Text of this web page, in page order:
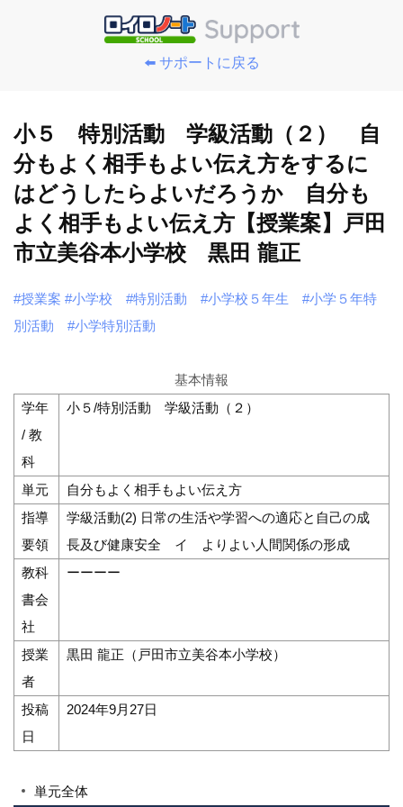
⬅️ サポートに戻る
小５ 特別活動 学級活動（２） 自
分もよく相手もよい伝え方をするに
はどうしたらよいだろうか 自分も
よく相手もよい伝え方【授業案】戸田
市立美谷本小学校 黒田 龍正
#授業案 #小学校 #特別活動 #小学校５年生
#小学５年特
別活動
#小学特別活動
基本情報
学年
/ 教
科
小５/特別活動 学級活動（２）
単元
自分もよく相手もよい伝え方
指導
要領
学級活動(2) 日常の生活や学習への適応と自己の成
長及び健康安全 イ よりよい人間関係の形成
教科
書会
社
ーーーー
授業
者
黒田 龍正（戸田市立美谷本小学校）
投稿
日
2024年9月27日
単元全体